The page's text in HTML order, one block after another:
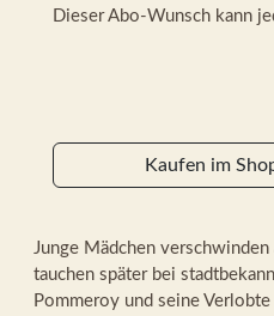
Dieser Abo-Wunsch kann
Kaufen im
Junge Mädchen
tauchen später bei
Pommeroy und seine